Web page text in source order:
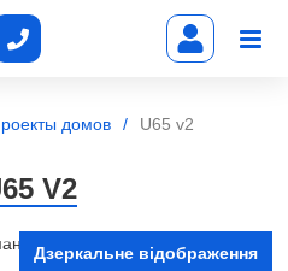
домов U65 v2
V2
Дзеркальне відображення